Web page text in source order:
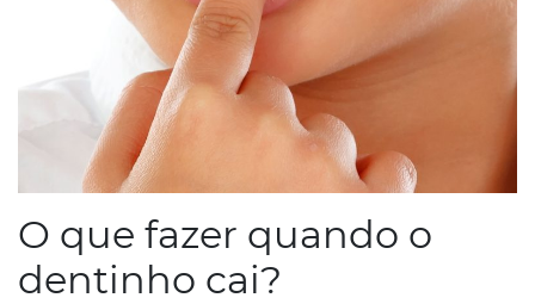
O que fazer quando o
dentinho cai?